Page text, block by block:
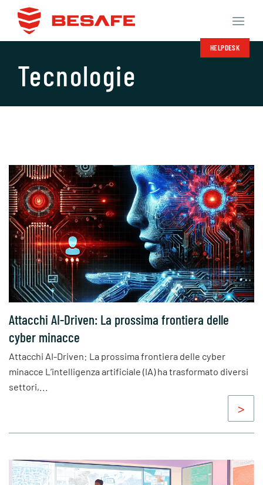
Salta
contenuti
HELPDESK
Tecnologie
Attacchi AI-Driven: La prossima frontiera delle
cyber minacce
Attacchi AI-Driven: La prossima frontiera delle cyber
minacce L’intelligenza artificiale (IA) ha trasformato diversi
settori,...